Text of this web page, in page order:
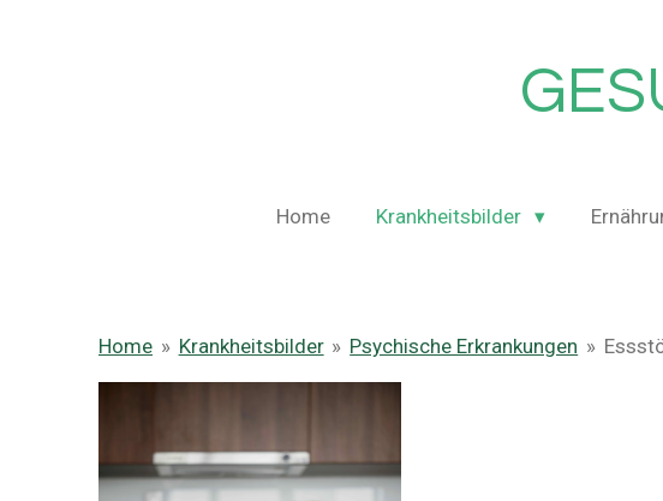
Home Krankheitsbilder
Home » Krankheitsbilder » Psychische Erkrankungen »